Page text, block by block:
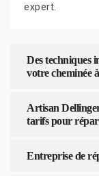
expert.
Des techniques
votre cheminée
Artisan
tarifs pour
Entreprise de